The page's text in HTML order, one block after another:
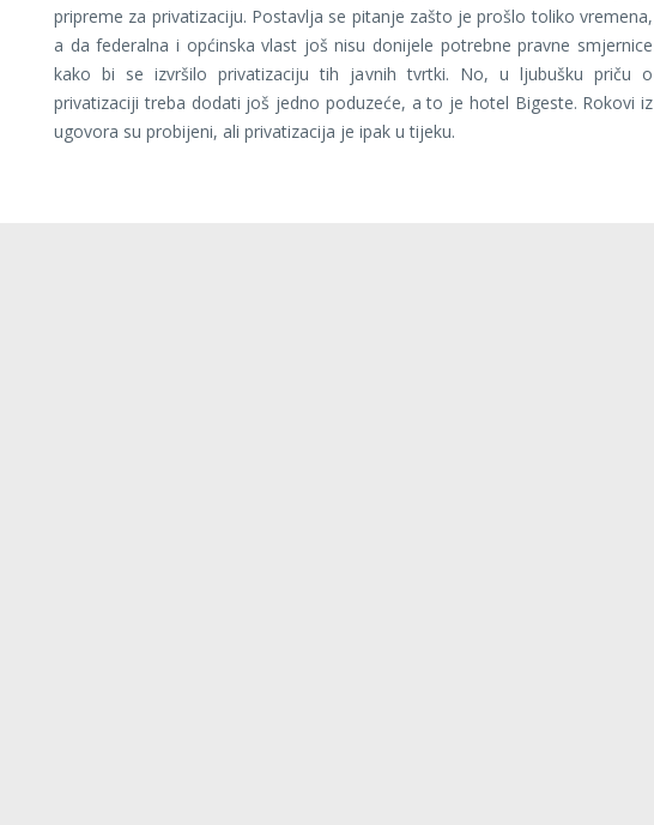
pripreme za privatizaciju. Postavlja se pitanje zašto je prošlo toliko vremena,
a da federalna i općinska vlast još nisu donijele potrebne pravne smjernice
kako bi se izvršilo privatizaciju tih javnih tvrtki. No, u ljubušku priču o
privatizaciji treba dodati još jedno poduzeće, a to je hotel Bigeste. Rokovi iz
ugovora su probijeni, ali privatizacija je ipak u tijeku.